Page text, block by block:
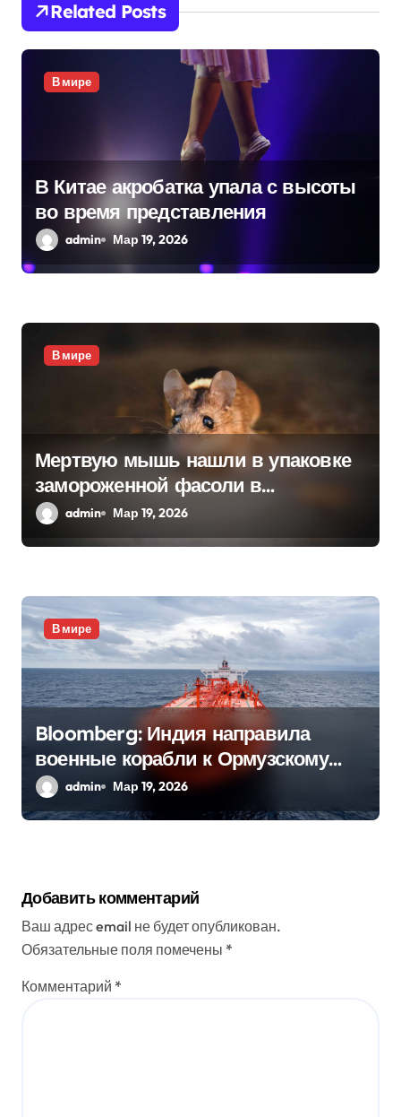
я
п
и
я
Related Posts
В мире
В Китае акробатка упала с высоты
во время представления
admin Мар 19, 2026
В мире
Мертвую мышь нашли в упаковке
замороженной фасоли в
Нидерландах
admin Мар 19, 2026
В мире
Bloomberg: Индия направила
военные корабли к Ормузскому
проливу
admin Мар 19, 2026
Добавить комментарий
Ваш адрес email не будет опубликован.
Обязательные поля помечены *
Комментарий *